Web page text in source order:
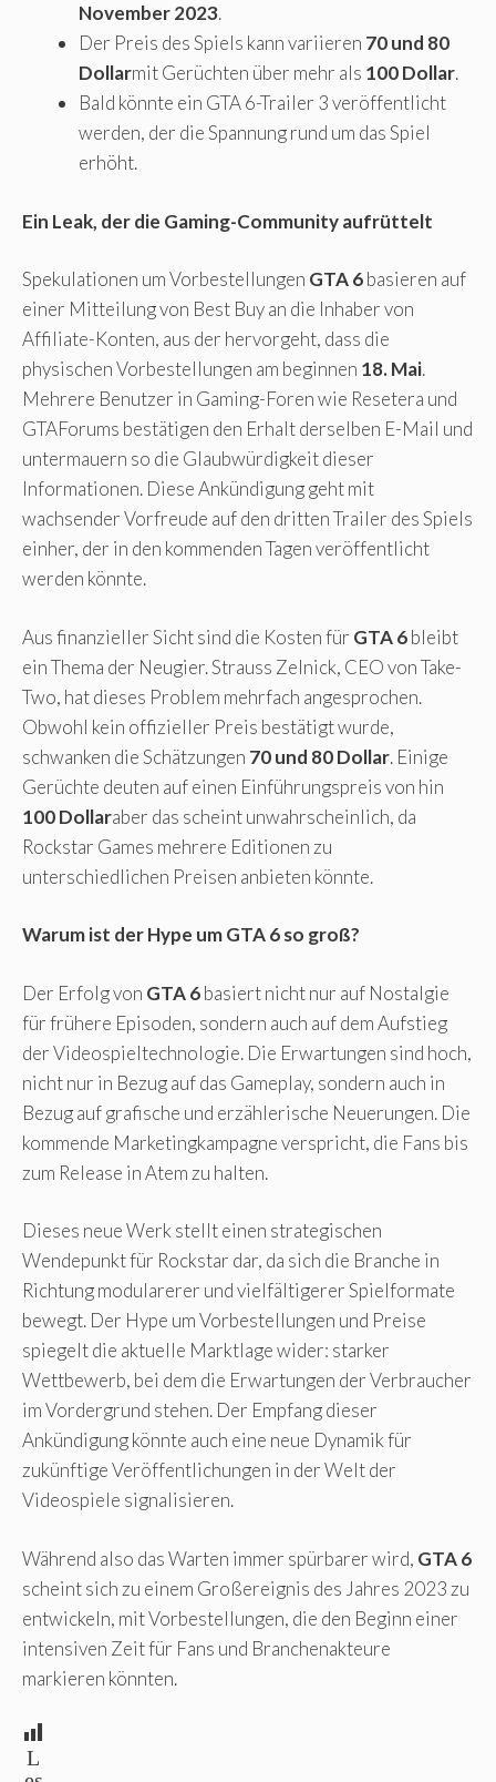
November 2023.
Der Preis des Spiels kann variieren 70 und 80
Dollarmit Gerüchten über mehr als 100 Dollar.
Bald könnte ein GTA 6-Trailer 3 veröffentlicht
werden, der die Spannung rund um das Spiel
erhöht.
Ein Leak, der die Gaming-Community aufrüttelt
Spekulationen um Vorbestellungen GTA 6basieren auf
einer Mitteilung von Best Buy an die Inhaber von
Affiliate-Konten, aus der hervorgeht, dass die
physischen Vorbestellungen am beginnen 18. Mai.
Mehrere Benutzer in Gaming-Foren wie Resetera und
GTAForums bestätigen den Erhalt derselben E-Mail und
untermauern so die Glaubwürdigkeit dieser
Informationen. Diese Ankündigung geht mit
wachsender Vorfreude auf den dritten Trailer des Spiels
einher, der in den kommenden Tagen veröffentlicht
werden könnte.
Aus finanzieller Sicht sind die Kosten für GTA 6bleibt
ein Thema der Neugier. Strauss Zelnick, CEO von Take-
Two, hat dieses Problem mehrfach angesprochen.
Obwohl kein offizieller Preis bestätigt wurde,
schwanken die Schätzungen 70 und 80 Dollar. Einige
Gerüchte deuten auf einen Einführungspreis von hin
100 Dollaraber das scheint unwahrscheinlich, da
Rockstar Games mehrere Editionen zu
unterschiedlichen Preisen anbieten könnte.
Warum ist der Hype um GTA 6 so groß?
Der Erfolg von GTA 6basiert nicht nur auf Nostalgie
für frühere Episoden, sondern auch auf dem Aufstieg
der Videospieltechnologie. Die Erwartungen sind hoch,
nicht nur in Bezug auf das Gameplay, sondern auch in
Bezug auf grafische und erzählerische Neuerungen. Die
kommende Marketingkampagne verspricht, die Fans bis
zum Release in Atem zu halten.
Dieses neue Werk stellt einen strategischen
Wendepunkt für Rockstar dar, da sich die Branche in
Richtung modularerer und vielfältigerer Spielformate
bewegt. Der Hype um Vorbestellungen und Preise
spiegelt die aktuelle Marktlage wider: starker
Wettbewerb, bei dem die Erwartungen der Verbraucher
im Vordergrund stehen. Der Empfang dieser
Ankündigung könnte auch eine neue Dynamik für
zukünftige Veröffentlichungen in der Welt der
Videospiele signalisieren.
Während also das Warten immer spürbarer wird, GTA 6
scheint sich zu einem Großereignis des Jahres 2023 zu
entwickeln, mit Vorbestellungen, die den Beginn einer
intensiven Zeit für Fans und Branchenakteure
markieren könnten.
L
es